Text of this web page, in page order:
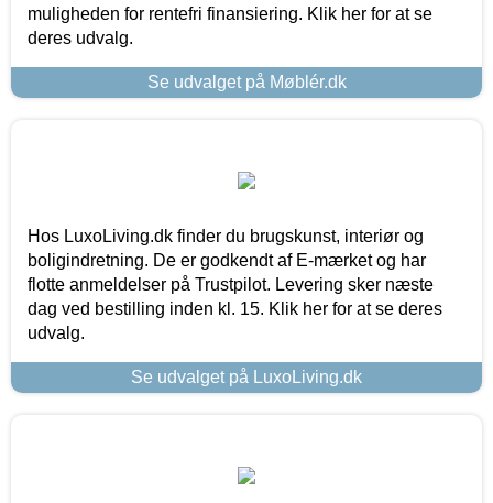
muligheden for rentefri finansiering. Klik her for at se
deres udvalg.
Se udvalget på Møblér.dk
Hos LuxoLiving.dk finder du brugskunst, interiør og
boligindretning. De er godkendt af E-mærket og har
flotte anmeldelser på Trustpilot. Levering sker næste
dag ved bestilling inden kl. 15. Klik her for at se deres
udvalg.
Se udvalget på LuxoLiving.dk